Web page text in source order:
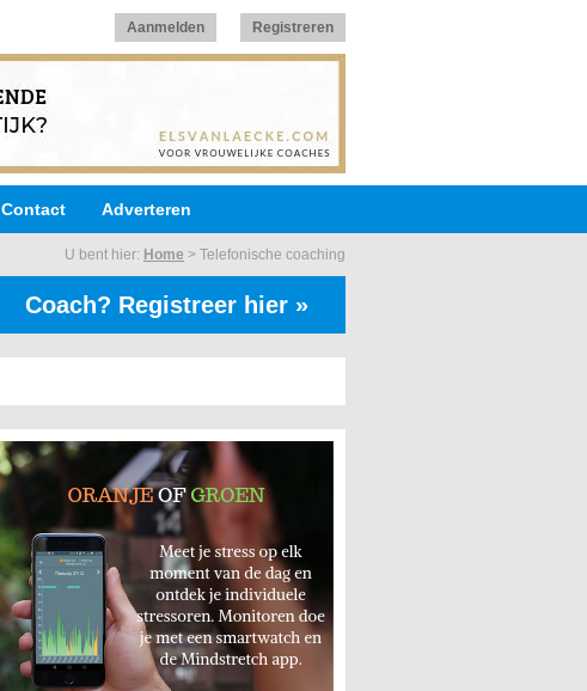
Aanmelden Registreren
Contact Adverteren
U bent hier: Home > Telefonische coaching
Coach? Registreer hier »